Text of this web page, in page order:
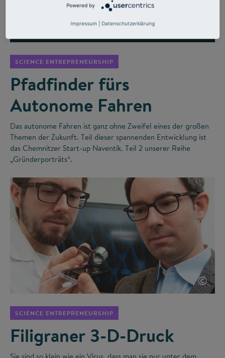
SCIENCE ENTREPRENEURSHIP
Pfadfinder fürs
Autonome Fahren
Das autonome Fahren ist ganz ohne Zweifel eines der großen
Themen der Zukunft. Teil dieser spannenden Entwicklung ist
das Chemnitzer Start-up Naventik. Teil 2 unserer Reihe
„Gründerporträts“.
©
SCIENCE ENTREPRENEURSHIP
Filigraner 3-D-Druck
Powered by
Impressum Datenschutzerklärung